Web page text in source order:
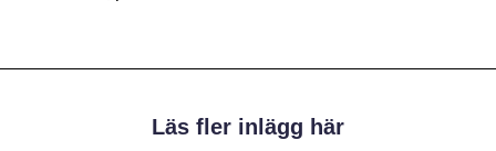
Läs fler inlägg här